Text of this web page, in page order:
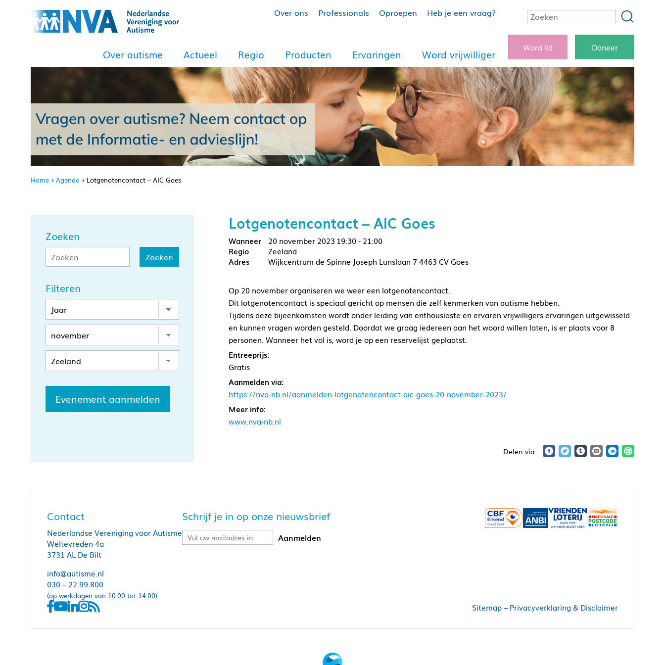
Over ons Professionals Oproepen Heb je een vraag?
Over autisme Actueel Regio Producten Ervaringen Word vrijwilliger
Word lid Doneer
Home Agenda Lotgenotencontact – AIC Goes
Zoeken
Filteren
Evenement aanmelden
Lotgenotencontact – AIC Goes
20 november 2023 19:30 - 21:00
Zeeland
Wijkcentrum de Spinne Joseph Lunslaan 7 4463 CV Goes
Op 20 november organiseren we weer een lotgenotencontact.
Dit lotgenotencontact is speciaal gericht op mensen die zelf kenmerken van autisme hebben.
Tijdens deze bijeenkomsten wordt onder leiding van enthousiaste en ervaren vrijwilligers ervaringen uitgewisseld
en kunnen vragen worden gesteld. Doordat we graag iedereen aan het woord willen laten, is er plaats voor 8
personen. Wanneer het vol is, word je op een reservelijst geplaatst.
Entreeprijs:
Gratis
Aanmelden via:
https://nva-nb.nl/aanmelden-lotgenotencontact-aic-goes-20-november-2023/
Meer info:
www.nva-nb.nl
Contact
Nederlandse Vereniging voor Autisme
Weltevreden 4a
3731 AL De Bilt
info@autisme.nl
030 – 22 99 800
(op werkdagen van 10.00 tot 14.00)
Schrijf je in op onze nieuwsbrief
Sitemap– Privacyverklaring & Disclaimer